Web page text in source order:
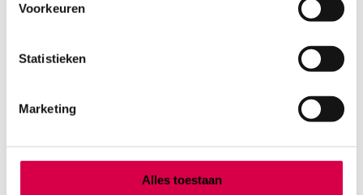
Voorkeuren
Statistieken
Marketing
Alles toestaan